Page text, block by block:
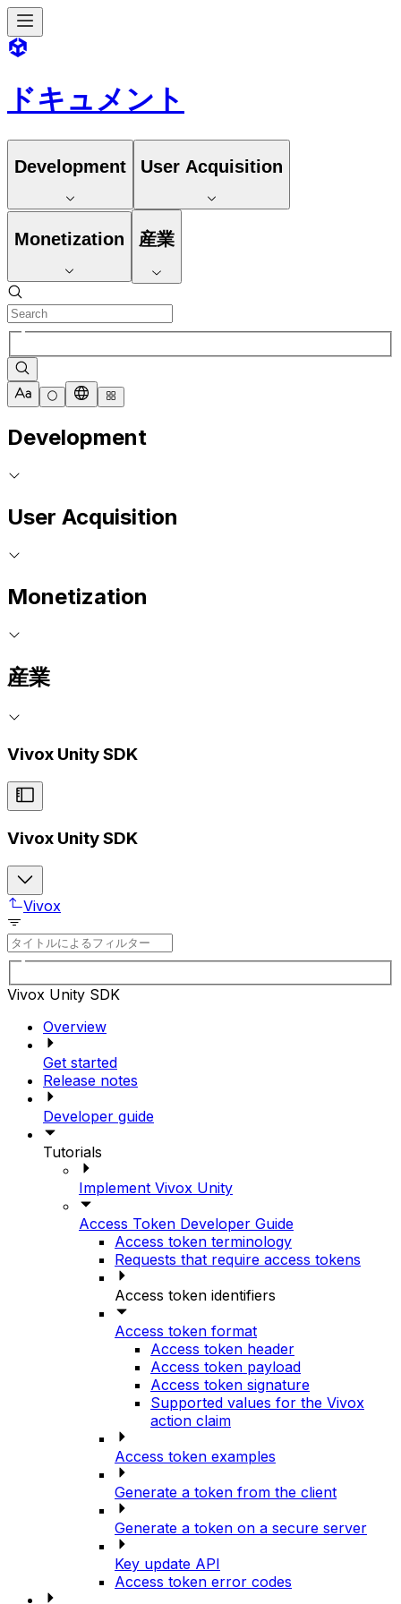
ドキュメント
Development User Acquisition
Monetization 産業
Development
User Acquisition
Monetization
産業
Vivox Unity SDK
Vivox Unity SDK
Vivox
Vivox Unity SDK
Overview
Get started
Release notes
Developer guide
Tutorials
Implement Vivox Unity
Access Token Developer Guide
Access token terminology
Requests that require access tokens
Access token identifiers
Access token format
Access token header
Access token payload
Access token signature
Supported values for the Vivox
action claim
Access token examples
Generate a token from the client
Generate a token on a secure server
Key update API
Access token error codes